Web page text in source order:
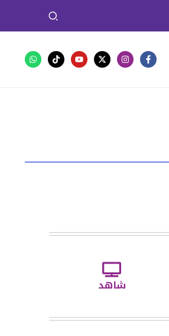
شاهد